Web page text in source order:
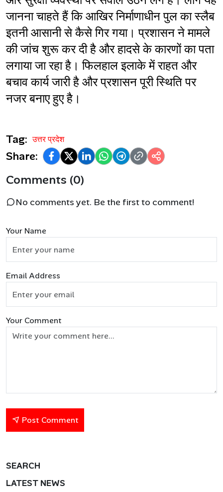
जानना चाहते हैं कि आखिर निर्माणाधीन पुल का स्लैब
इतनी आसानी से कैसे गिर गया। प्रशासन ने मामले
की जांच शुरू कर दी है और हादसे के कारणों का पता
लगाया जा रहा है। फिलहाल इलाके में राहत और
बचाव कार्य जारी है और प्रशासन पूरी स्थिति पर
नजर बनाए हुए है।
Tag: उत्तर प्रदेश
Share:
Comments (0)
No comments yet. Be the first to comment!
Your Name
Email Address
Your Comment
Post Comment
SEARCH
LATEST NEWS